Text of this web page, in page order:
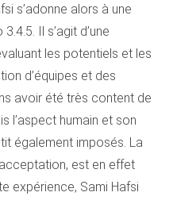
s’adonne alors à une
Il s’agit d’une
les potentiels et les
d’équipes et des
avoir été très content de
l’aspect humain et son
également imposés. La
est en effet
expérience, Sami Hafsi